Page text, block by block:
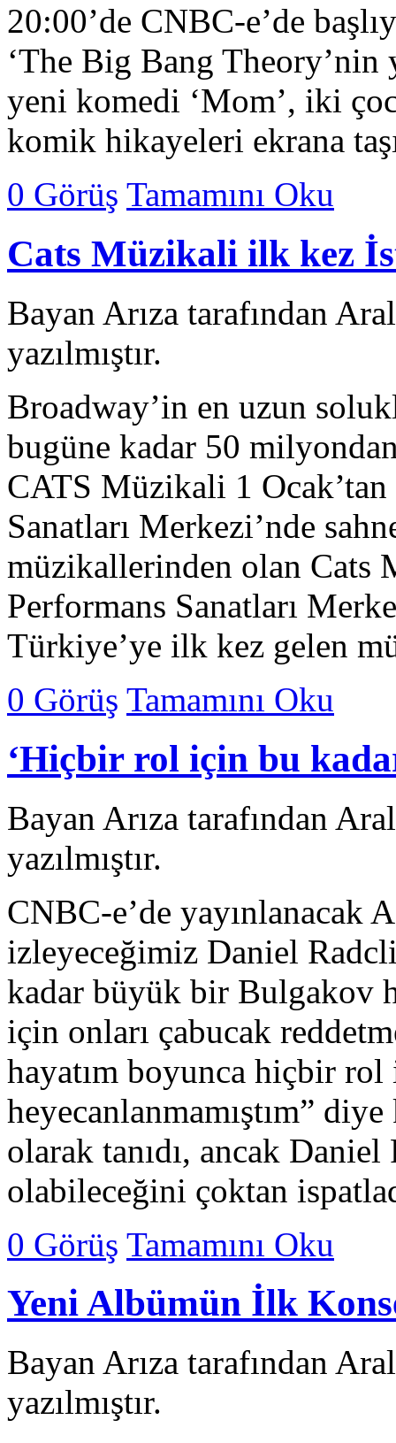
20:00’de CNBC-e’de
‘The Big Bang Theory’nin
yeni komedi ‘Mom’, iki
komik hikayeleri ekrana
0 Görüş Tamamını Oku
Cats Müzikali ilk kez
Bayan Arıza tarafından
yazılmıştır.
Broadway’in en uzun
bugüne kadar 50
CATS Müzikali 1
Sanatları Merkezi’nde
müzikallerinden olan Cats
Performans Sanatları
Türkiye’ye ilk kez gelen
0 Görüş Tamamını Oku
‘Hiçbir rol için bu
Bayan Arıza tarafından
yazılmıştır.
CNBC-e’de yayınlanacak
izleyeceğimiz Daniel
kadar büyük bir Bulgakov
için onları çabucak
hayatım boyunca hiçbir
heyecanlanmamıştım”
olarak tanıdı, ancak
olabileceğini çoktan
0 Görüş Tamamını Oku
Yeni Albümün İlk
Bayan Arıza tarafından
yazılmıştır.